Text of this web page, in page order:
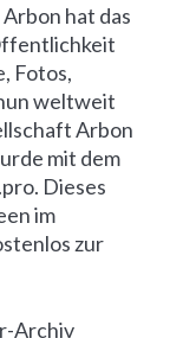
hat das
Fotos,
weltweit
Arbon
mit dem
Dieses
im
zur
Archiv